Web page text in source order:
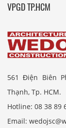
VPGD TP.HCM
561 Điện Biên
Thạnh, Tp. HCM.
Hotline: 08 38 89
Email: